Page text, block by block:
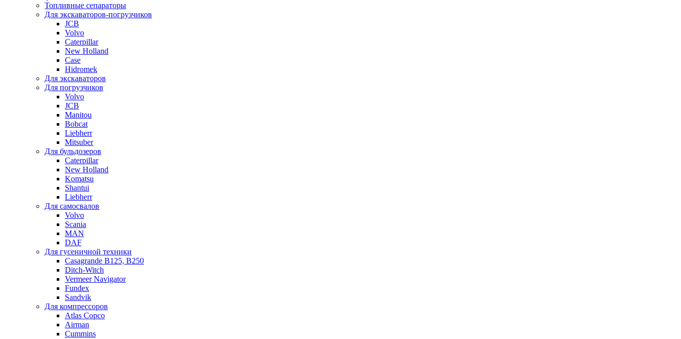
Топливные сепараторы
Для экскаваторов-погрузчиков
JCB
Volvo
Caterpillar
New Holland
Case
Hidromek
Для экскаваторов
Для погрузчиков
Volvo
JCB
Manitou
Bobcat
Liebherr
Mitsuber
Для бульдозеров
Caterpillar
New Holland
Komatsu
Shantui
Liebherr
Для самосвалов
Volvo
Scania
MAN
DAF
Для гусеничной техники
Casagrande B125, B250
Ditch-Witch
Vermeer Navigator
Fundex
Sandvik
Для компрессоров
Atlas Copco
Airman
Cummins